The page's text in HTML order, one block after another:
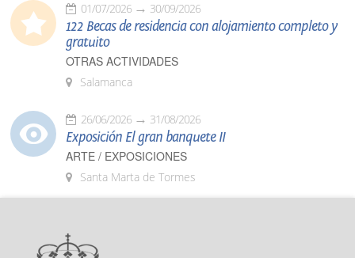
01/07/2026 30/09/2026
122 Becas de residencia con alojamiento completo y
gratuito
OTRAS ACTIVIDADES
Salamanca
26/06/2026 31/08/2026
Exposición El gran banquete II
ARTE / EXPOSICIONES
Santa Marta de Tormes